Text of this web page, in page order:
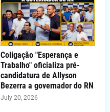
Coligação "Esperança e
Trabalho" oficializa pré-
candidatura de Allyson
Bezerra a governador do RN
July 20, 2026